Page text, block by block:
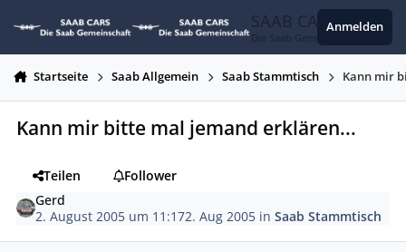
SAAB CARS
Die Saab Gemeinschaft
Anmelden
Startseite Saab Allgemein Saab Stammtisch Kann mir
Kann mir bitte mal jemand erklären...
Teilen
Follower
Gerd
2. August 2005 um 11:172. Aug 2005 inSaab Stammtisch